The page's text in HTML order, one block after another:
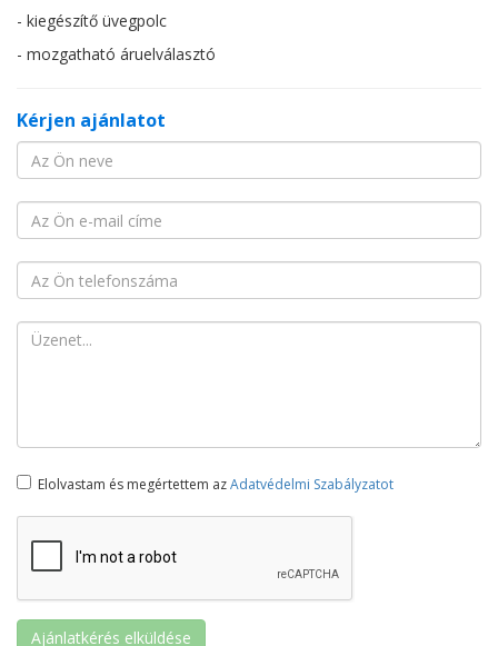
- kiegészítő üvegpolc
- mozgatható áruelválasztó
Kérjen ajánlatot
Elolvastam és megértettem azAdatvédelmi Szabályzatot